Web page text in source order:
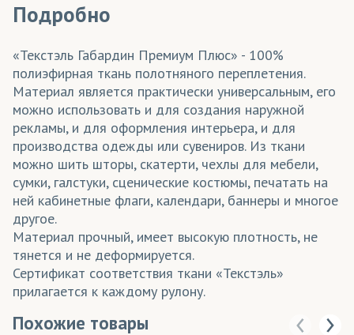
Подробно
«Текстэль Габардин Премиум Плюс» - 100%
полиэфирная ткань полотняного переплетения.
Материал является практически универсальным, его
можно использовать и для создания наружной
рекламы, и для оформления интерьера, и для
производства одежды или сувениров. Из ткани
можно шить шторы, скатерти, чехлы для мебели,
сумки, галстуки, сценические костюмы, печатать на
ней кабинетные флаги, календари, баннеры и многое
другое.
Материал прочный, имеет высокую плотность, не
тянется и не деформируется.
Сертификат соответствия ткани «Текстэль»
прилагается к каждому рулону.
Похожие товары